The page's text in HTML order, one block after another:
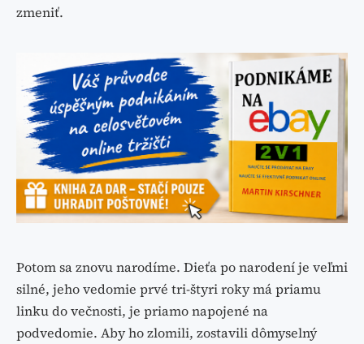
zmeniť.
Potom sa znovu narodíme. Dieťa po narodení je veľmi
silné, jeho vedomie prvé tri-štyri roky má priamu
linku do večnosti, je priamo napojené na
podvedomie. Aby ho zlomili, zostavili dômyselný